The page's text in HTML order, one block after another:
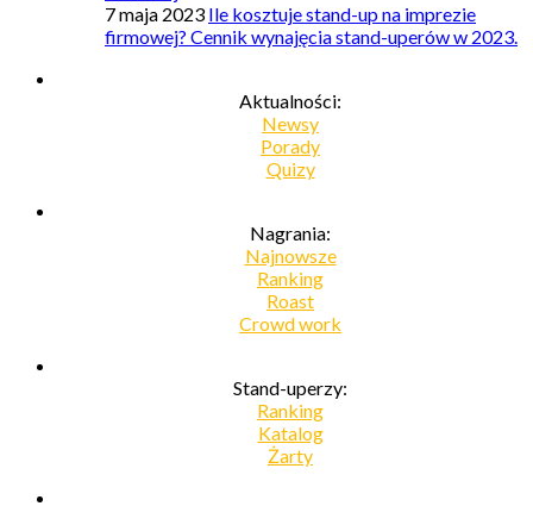
7 maja 2023 Ile kosztuje stand-up na imprezie
firmowej? Cennik wynajęcia stand-uperów w 2023.
Aktualności:
Newsy
Porady
Quizy
Nagrania:
Najnowsze
Ranking
Roast
Crowd work
Stand-uperzy:
Ranking
Katalog
Żarty